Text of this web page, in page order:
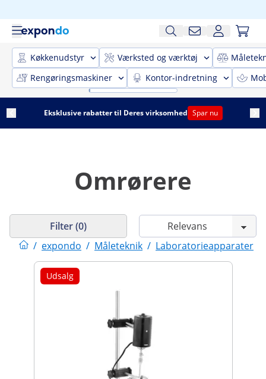
Køkkenudstyr Værksted og værktøj
Rengøringsmaskiner
Kontor-indretning
Eksklusive rabatter til Deres virksomhed Spar nu
Omrørere
/ expondo / Måleteknik / Laboratorieapparater
Filter (0)
Udsalg